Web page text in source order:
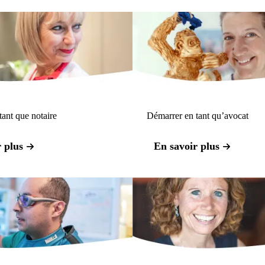
que notaire
plus
Démarrer en tant qu’avocat
En savoir plus